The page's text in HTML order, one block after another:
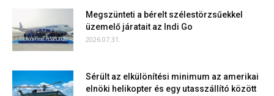
Megszünteti a bérelt szélestörzsűekkel
üzemelő járatait az Indi Go
2026.07.31.
Sérült az elkülönítési minimum az amerikai
elnöki helikopter és egy utasszállító között